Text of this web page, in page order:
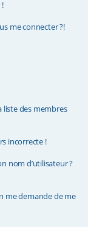
me connecter ?!
liste des membres
incorrecte !
nom d’utilisateur ?
me demande de me